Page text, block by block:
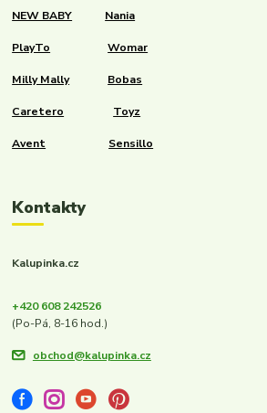
NEW BABY Nania
PlayTo Womar
Milly Mally Bobas
Caretero Toyz
Avent Sensillo
Kontakty
Kalupinka.cz
+420 608 242526
(Po-Pá, 8-16 hod.)
obchod@kalupinka.cz